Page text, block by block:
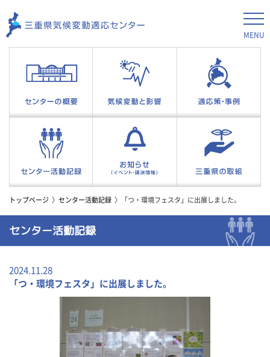
MENU
トップページ センター活動記録 「つ・環境フェスタ」に出展しました。
センター活動記録
2024.11.28
「つ・環境フェスタ」に出展しました。